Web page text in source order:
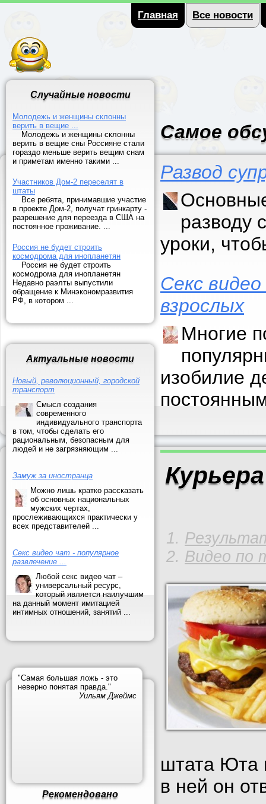
Главная Все новости
Случайные новости
Молодежь и женщины склонны
верить в вещие ...
Молодежь и женщины склонны
верить в вещие сны Россияне стали
гораздо меньше верить вещим снам
и приметам именно такими ...
Участников Дом-2 переселят в
штаты
Все ребята, принимавшие участие
в проекте Дом-2, получат гринкарту -
разрешение для переезда в США на
постоянное проживание. ...
Россия не будет строить
космодрома для инопланетян
Россия не будет строить
космодрома для инопланетян
Недавно раэлты выпустили
обращение к Минэкономразвития
РФ, в котором ...
Актуальные новости
Новый, революционный, городской
транспорт
Смысл создания
современного
индивидуального транспорта
в том, чтобы сделать его
рациональным, безопасным для
людей и не загрязняющим ...
Замуж за иностранца
Можно лишь кратко рассказать
об основных национальных
мужских чертах,
прослеживающихся практически у
всех представителей ...
Секс видео чат - популярное
развлечение ...
Любой секс видео чат –
универсальный ресурс,
который является наилучшим
на данный момент имитацией
интимных отношений, занятий ...
"Самая большая ложь - это
неверно понятая правда."
Уильям Джеймс
Рекомендовано
Самое
Развод
разводу
уроки,
Секс
взрослых
Многие
изобилие
Видео по
штата Юта
в ней он